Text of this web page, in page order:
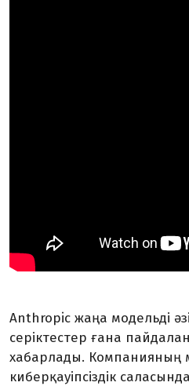
Anthropic жаңа модельді
серіктестер ғана
хабарлады. Компанияның
киберқауіпсіздік